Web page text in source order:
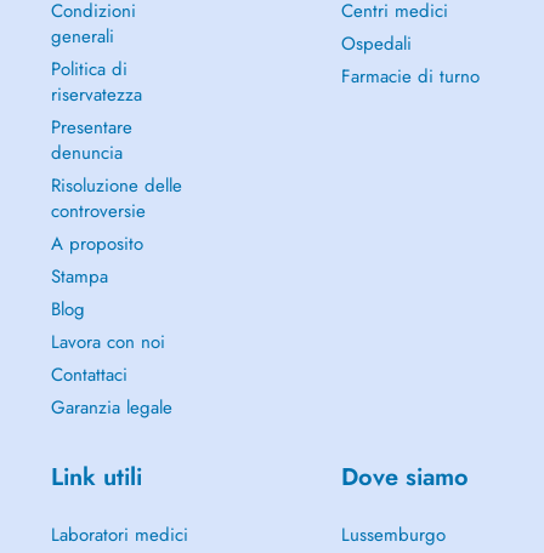
Condizioni
generali
Politica di
riservatezza
Presentare
denuncia
Risoluzione delle
controversie
A proposito
Stampa
Blog
Lavora con noi
Contattaci
Garanzia legale
Centri medici
Ospedali
Farmacie di turno
Link utili
Laboratori medici
Dove siamo
Lussemburgo